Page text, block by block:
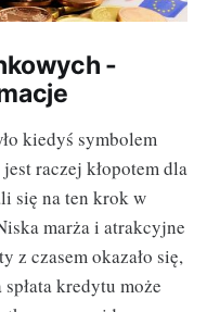
-
kiedyś symbolem
raczej kłopotem dla
się na ten krok w
marża i atrakcyjne
z czasem okazało się,
kredytu może